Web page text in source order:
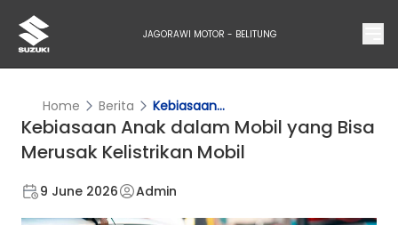
JAGORAWI MOTOR - BELITUNG
Home Berita Kebiasaan...
Kebiasaan Anak dalam Mobil yang Bisa
Merusak Kelistrikan Mobil
9 June 2026 Admin